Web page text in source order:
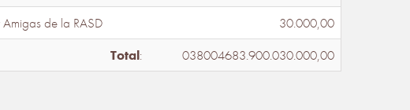
de la RASD
30.000,00
Total: 038004683.900.030.000,00